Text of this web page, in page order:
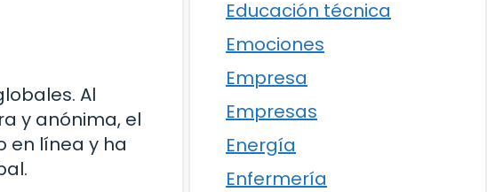
Al
y anónima, el
en línea y ha
Educación técnica
Emociones
Empresa
Empresas
Energía
Enfermería